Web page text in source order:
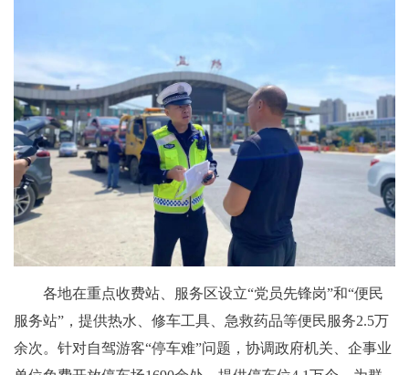
各地在重点收费站、服务区设立“党员先锋岗”和“便民
服务站”，提供热水、修车工具、急救药品等便民服务2.5万
余次。针对自驾游客“停车难”问题，协调政府机关、企事业